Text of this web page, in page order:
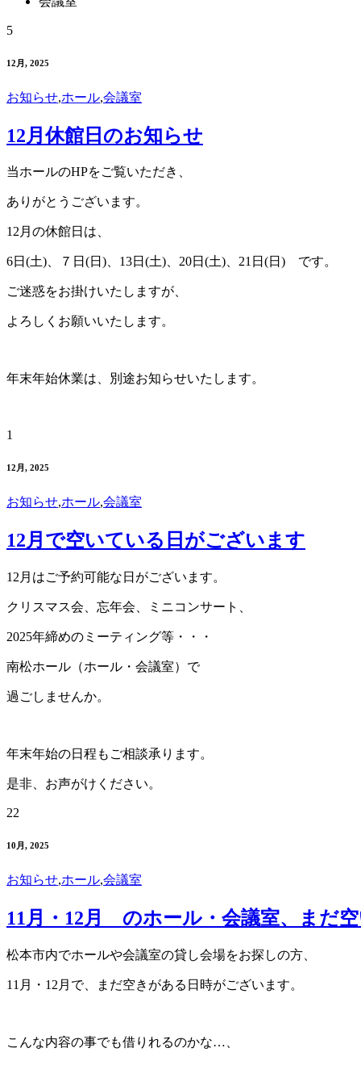
5
12月, 2025
お知らせ,ホール,会議室
12月休館日のお知らせ
当ホールのHPをご覧いただき、
ありがとうございます。
12月の休館日は、
6日(土)、７日(日)、13日(土)、20日(土)、21日(日) です。
ご迷惑をお掛けいたしますが、
よろしくお願いいたします。
年末年始休業は、別途お知らせいたします。
1
12月, 2025
お知らせ,ホール,会議室
12月で空いている日がございます
12月はご予約可能な日がございます。
クリスマス会、忘年会、ミニコンサート、
2025年締めのミーティング等・・・
南松ホール（ホール・会議室）で
過ごしませんか。
年末年始の日程もご相談承ります。
是非、お声がけください。
22
10月, 2025
お知らせ,ホール,会議室
11月・12月 のホール・会議室、まだ
松本市内でホールや会議室の貸し会場をお探しの方、
11月・12月で、まだ空きがある日時がございます。
こんな内容の事でも借りれるのかな…、